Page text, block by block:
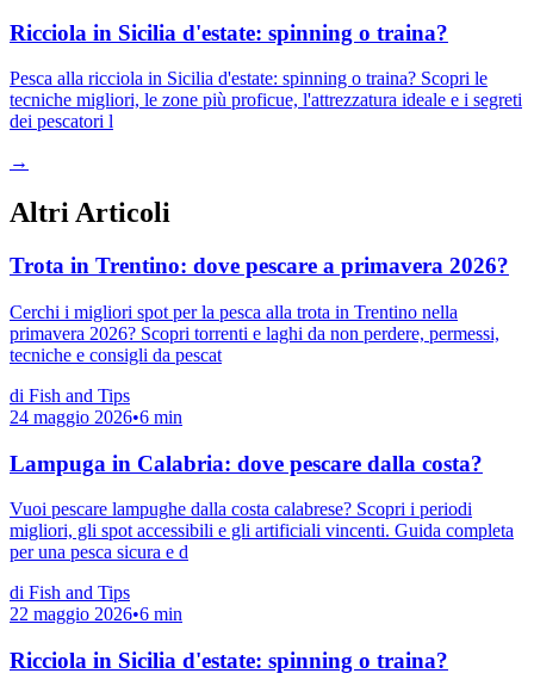
Ricciola in Sicilia d'estate: spinning o traina?
Pesca alla ricciola in Sicilia d'estate: spinning o traina? Scopri le
tecniche migliori, le zone più proficue, l'attrezzatura ideale e i segreti
dei pescatori l
→
Altri Articoli
Trota in Trentino: dove pescare a primavera 2026?
Cerchi i migliori spot per la pesca alla trota in Trentino nella
primavera 2026? Scopri torrenti e laghi da non perdere, permessi,
tecniche e consigli da pescat
di Fish and Tips
24 maggio 2026•6 min
Lampuga in Calabria: dove pescare dalla costa?
Vuoi pescare lampughe dalla costa calabrese? Scopri i periodi
migliori, gli spot accessibili e gli artificiali vincenti. Guida completa
per una pesca sicura e d
di Fish and Tips
22 maggio 2026•6 min
Ricciola in Sicilia d'estate: spinning o traina?